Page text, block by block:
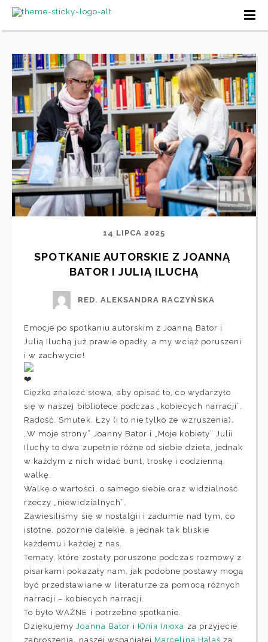
14 LIPCA 2025
SPOTKANIE AUTORSKIE Z JOANNĄ
BATOR I JULIĄ ILUCHĄ
RED. ALEKSANDRA RACZYŃSKA
Emocje po spotkaniu autorskim z Joanną Bator i
Julią Iluchą już prawie opadły, a my wciąż poruszeni
i w zachwycie!
Ciężko znaleźć słowa, aby opisać to, co wydarzyło
się w naszej bibliotece podczas „kobiecych narracji”.
Radość. Smutek. Łzy (i to nie tylko ze wzruszenia).
„W moje strony” Joanny Bator i „Moje kobiety” Julii
Iluchy to dwa zupełnie różne od siebie dzieła, jednak
w każdym z nich widać bunt, troskę i codzienną
walkę.
Walkę o wartości, o samego siebie oraz widzialność
rzeczy „niewidzialnych”.
Zawiesiliśmy się w nostalgii i zadumie nad tym, co
istotne, pozornie dalekie, a jednak tak bliskie
każdemu i każdej z nas.
Tematy, które zostały poruszone podczas rozmowy z
pisarkami pokazały nam, jak podobne postawy mogą
być przedstawiane w literaturze za pomocą różnych
narracji – kobiecych narracji.
To było WAŻNE i potrzebne spotkanie.
DziękujemyJoanna Bator i Юлія Ілюха za przyjęcie
zaproszenia, naszej wspaniałej Marcelina Halaś za